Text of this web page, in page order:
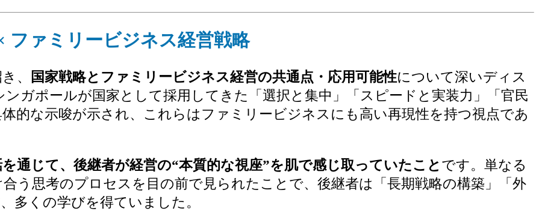
ファミリービジネス経営戦略
、 国家戦略とファミリービジネス経営の共通点・応用可能性について深いディス
ガポールが国家として採用してきた「選択と集中」「スピードと実装力」「官民
的な示唆が示され、これらはファミリービジネスにも高い再現性を持つ視点であ
通じて、後継者が経営の“本質的な視座”を肌で感じ取っていたこと です。単なる
う思考のプロセスを目の前で見られたことで、後継者は「長期戦略の構築」「外
多くの学びを得ていました。